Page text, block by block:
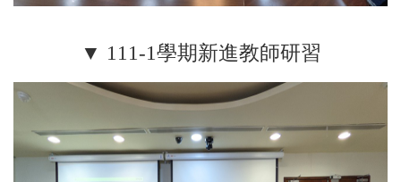
▼ 111-1學期新進教師研習